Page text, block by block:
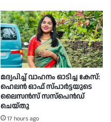
മദ്യപിച്ച് വാഹനം ഓടിച്ച കേസ്:
ഹെലന്‍ ഓഫ് സ്പാര്‍ട്ടയുടെ
ലൈസന്‍സ് സസ്‌പെന്‍ഡ്
ചെയ്തു
17 hours ago